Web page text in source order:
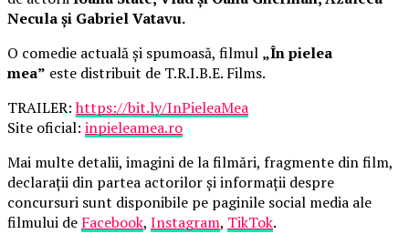
Necula și Gabriel Vatavu.
O comedie actuală și spumoasă, filmul „În pielea
mea” este distribuit de T.R.I.B.E. Films.
TRAILER:https://bit.ly/InPieleaMea
Site oficial: inpieleamea.ro
Mai multe detalii, imagini de la filmări, fragmente din film,
declarații din partea actorilor și informații despre
concursuri sunt disponibile pe paginile social media ale
filmului de Facebook, Instagram, TikTok.